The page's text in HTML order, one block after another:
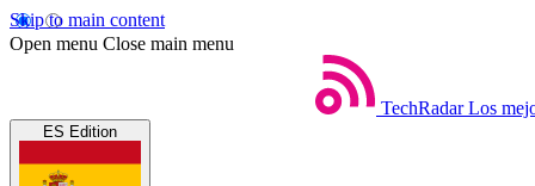
Skip to main content
Open menu Close main menu
TechRadar Los
ES Edition